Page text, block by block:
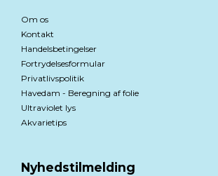
Om os
Kontakt
Handelsbetingelser
Fortrydelsesformular
Privatlivspolitik
Havedam - Beregning af folie
Ultraviolet lys
Akvarietips
Nyhedstilmelding